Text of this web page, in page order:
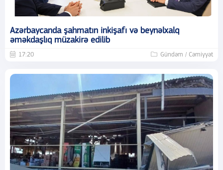
Azərbaycanda şahmatın inkişafı və beynəlxalq
əməkdaşlıq müzakirə edilib
17:20 Gündəm / Cəmiyyət